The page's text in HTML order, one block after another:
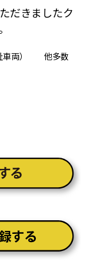
だきましたク
祉車両） 他多数